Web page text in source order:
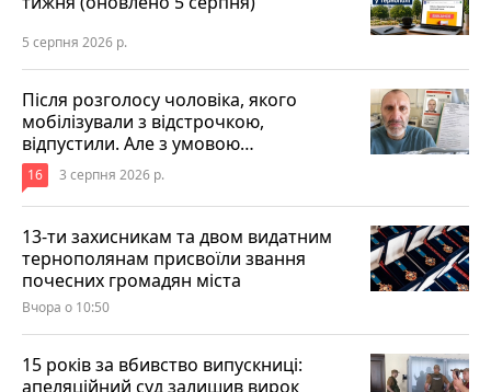
5 серпня 2026 р.
Після розголосу чоловіка, якого
мобілізували з відстрочкою,
відпустили. Але з умовою…
16 3 серпня 2026 р.
13-ти захисникам та двом видатним
тернополянам присвоїли звання
почесних громадян міста
Вчора о 10:50
15 років за вбивство випускниці:
апеляційний суд залишив вирок